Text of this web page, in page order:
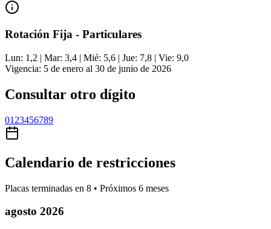
Rotación Fija - Particulares
Lun: 1,2 | Mar: 3,4 | Mié: 5,6 | Jue: 7,8 | Vie: 9,0
Vigencia: 5 de enero al 30 de junio de 2026
Consultar otro dígito
01 23456789
Calendario de restricciones
Placas terminadas en 8 • Próximos 6 meses
agosto 2026